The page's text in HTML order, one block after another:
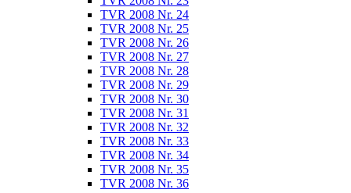
TVR 2008 Nr. 24
TVR 2008 Nr. 25
TVR 2008 Nr. 26
TVR 2008 Nr. 27
TVR 2008 Nr. 28
TVR 2008 Nr. 29
TVR 2008 Nr. 30
TVR 2008 Nr. 31
TVR 2008 Nr. 32
TVR 2008 Nr. 33
TVR 2008 Nr. 34
TVR 2008 Nr. 35
TVR 2008 Nr. 36